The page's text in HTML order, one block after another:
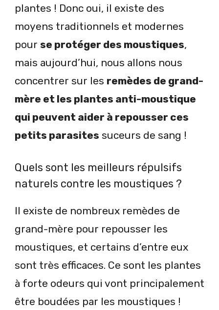
plantes ! Donc oui, il existe des
moyens traditionnels et modernes
pour se protéger des moustiques,
mais aujourd’hui, nous allons nous
concentrer sur les remèdes de grand-
mère et les plantes anti-moustique
qui peuvent aider à repousser ces
petits parasites suceurs de sang !
Quels sont les meilleurs répulsifs
naturels contre les moustiques ?
Il existe de nombreux remèdes de
grand-mère pour repousser les
moustiques, et certains d’entre eux
sont très efficaces. Ce sont les plantes
à forte odeurs qui vont principalement
être boudées par les moustiques !